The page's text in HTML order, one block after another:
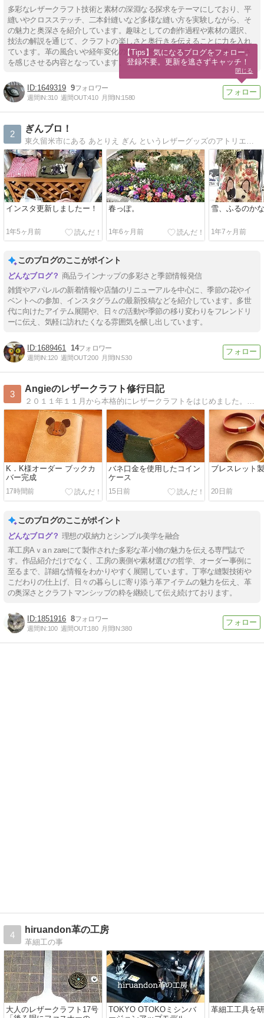
多彩なレザークラフト技術と素材の深淵なる探求をテーマにしており、平
縫いやクロスステッチ、二本針縫いなど多様な縫い方を実験しながら、そ
の魅力と奥深さを紹介しています。趣味としての創作過程や素材の選択、
技法の解説を通じて、クラフトの楽しさと奥行きを伝えることに力を入れ
ています。革の風合いや経年変化の魅力も視点に、飽きのこない奥の深さ
を感じさせる内容となっています。
1649319 9
週間IN:310 週間OUT:410 月間IN:1580
2
ぎんブロ！
東久留米市にある あとりえ ぎん というレザーグッズのアトリエ＆ショップのブログです。 手作り感いっぱいの商品などを紹介しています！
インスタ更新しましたー！
1年5ヶ月前
春っぽ。
1年6ヶ月前
雪、ふるのか
1年7ヶ月前
このブログのここがポイント
商品ラインナップの多彩さと季節情報発信
雑貨やアパレルの新着情報や店舗のリニューアルを中心に、季節の花やイ
ベントへの参加、インスタグラムの最新投稿などを紹介しています。多世
代に向けたアイテム展開や、日々の活動や季節の移り変わりをフレンドリ
ーに伝え、気軽に訪れたくなる雰囲気を醸し出しています。
1689461 14
週間IN:120 週間OUT:200 月間IN:530
3
Angieのレザークラフト修行日記
２０１１年１１月から本格的にレザークラフトをはじめました。初心者ですが自分が納得できる作品を丁寧に作ることを心がけています。
K．K様オーダー ブックカ
バー完成
17時間前
バネ口金を使用したコイン
ケース
15日前
ブレスレット
20日前
このブログのここがポイント
理想の収納力とシンプル美学を融合
革工房Aｖaｎzareにて製作された多彩な革小物の魅力を伝える専門誌で
す。作品紹介だけでなく、工房の裏側や素材選びの哲学、オーダー事例に
至るまで、詳細な情報をわかりやすく展開しています。丁寧な縫製技術や
こだわりの仕上げ、日々の暮らしに寄り添う革アイテムの魅力を伝え、革
の奥深さとクラフトマンシップの粋を継続して伝え続けております。
1851916 8
週間IN:100 週間OUT:180 月間IN:380
4
hiruandon革の工房
革細工の事
大人のレザークラフト17号
TOKYO OTOKOミシンバ
革細工工具を
【Tips】気になるブログをフォロー。
登録不要。更新を逃さずキャッチ！
閉じる